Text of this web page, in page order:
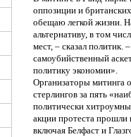
оппозиции и
обещаю легкой жизни.
альтернативу, в том
мест, – сказал политик.
самоубийственный
политику экономии».
Организаторы митинга
стерлингов за пять
политически
акции протеста прошли
включая Белфаст и